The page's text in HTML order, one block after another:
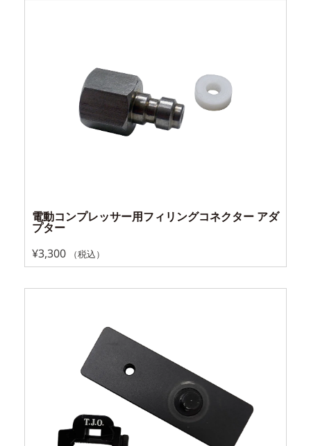
電動コンプレッサー用フィリングコネクター アダ
プター
¥3,300 （税込）